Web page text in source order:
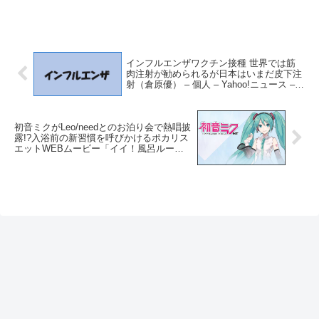
インフルエンザワクチン接種 世界では筋
肉注射が勧められるが日本はいまだ皮下注
射（倉原優） – 個人 – Yahoo!ニュース –
初音ミクがLeo/needとのお泊り会で熱唱披
露!?入浴前の新習慣を呼びかけるポカリス
エットWEBムービー「イイ！風呂ルーテ